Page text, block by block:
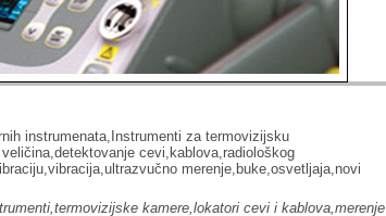
instrumenata,Instrumenti za termovizijsku
cevi,kablova,radiološkog
merenje,buke,osvetljaja,novi
kamere,lokatori cevi i kablova,merenje